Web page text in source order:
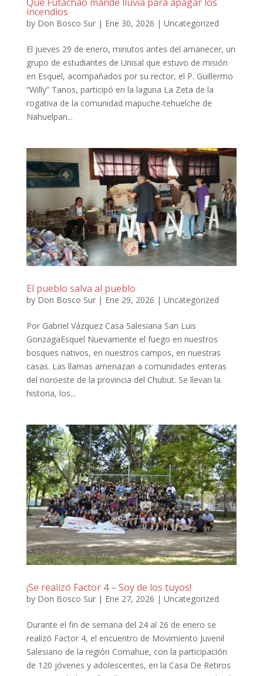
incendios
by Don Bosco Sur| Ene 30, 2026 | Uncategorized
El jueves 29 de enero, minutos antes del amanecer, un
grupo de estudiantes de Unisal que estuvo de misión
en Esquel, acompañados por su rector, el P. Guillermo
“Willy” Tanos, participó en la laguna La Zeta de la
rogativa de la comunidad mapuche-tehuelche de
Nahuelpan...
El pueblo salva al pueblo
by Don Bosco Sur| Ene 29, 2026 | Uncategorized
Por Gabriel Vázquez Casa Salesiana San Luis
GonzagaEsquel Nuevamente el fuego en nuestros
bosques nativos, en nuestros campos, en nuestras
casas. Las llamas amenazan a comunidades enteras
del noroeste de la provincia del Chubut. Se llevan la
historia, los...
¡Se realizó Factor 4 – Soy de los tuyos!
by Don Bosco Sur| Ene 27, 2026 | Uncategorized
Durante el fin de semana del 24 al 26 de enero se
realizó Factor 4, el encuentro de Movimiento Juvenil
Salesiano de la región Comahue, con la participación
de 120 jóvenes y adolescentes, en la Casa De Retiros